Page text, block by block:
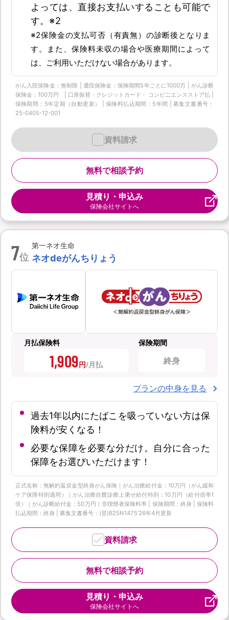
よっては、直接お支払いすることも可能で
す。※2
※2保険金の支払可否（有責無）の診断後となりま
す。また、保険料未収の場合や医療期間によって
は、ご利用いただけない場合があります。
がん入院保険金：無制限 | 通院保険金：保険期間5年ごとに1000万 | がん診断
保険金：100万円 | 口座振替・クレジットカード・ コンビニエンスストア払 |
保険期間：5年定期（自動更新） | 保険料払込期間：5年間 | 募集文書番号：
25-0405-12-001
無料で相談予約
資料請求
見積り・申込み
保険会社サイトへ
7位
第一ネオ生命
ネオdeがんちりょう
月払保険料
1,909円
保険期間
終身
プランの中身を見る
過去1年以内にたばこを吸っていない方は保
険料が安くなる！
必要な保障を必要な分だけ。自分に合った
保障をお選びいただけます！
正式名称：無解約返戻金型終身がん保険｜がん治療給付金：10万円（がん緩和
ケア保障特則適用）｜がん治療自費診療上乗せ給付特則：10万円（給付倍率1
倍）｜がん診断給付金：50万円｜非喫煙者保険料率 | 保険期間：終身 | 保険料
払込期間：終身 | 募集文書番号：(登)B25N1475‘26年4月更新
無料で相談予約
資料請求
見積り・申込み
保険会社サイトへ